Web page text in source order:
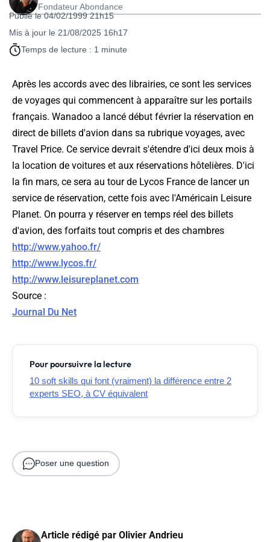
Fondateur Abondance
Publié le 04/02/1999 21h15
Mis à jour le 21/08/2025 16h17
Temps de lecture : 1 minute
Après les accords avec des librairies, ce sont les services
de voyages qui commencent à apparaître sur les portails
français. Wanadoo a lancé début février la réservation en
direct de billets d'avion dans sa rubrique voyages, avec
Travel Price. Ce service devrait s'étendre d'ici deux mois à
la location de voitures et aux réservations hôtelières. D'ici
la fin mars, ce sera au tour de Lycos France de lancer un
service de réservation, cette fois avec l'Américain Leisure
Planet. On pourra y réserver en temps réel des billets
d'avion, des forfaits tout compris et des chambres
http://www.yahoo.fr/
http://www.lycos.fr/
http://www.leisureplanet.com
Source :
Journal Du Net
Pour poursuivre la lecture
10 soft skills qui font (vraiment) la différence entre 2
experts SEO, à CV équivalent
Poser une question
Article rédigé par Olivier Andrieu